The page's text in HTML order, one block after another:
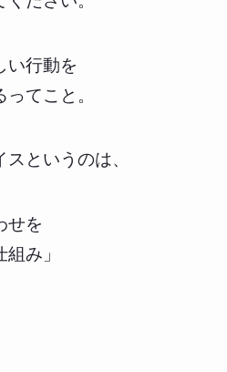
い行動を
てこと。
というのは、
せを
み」